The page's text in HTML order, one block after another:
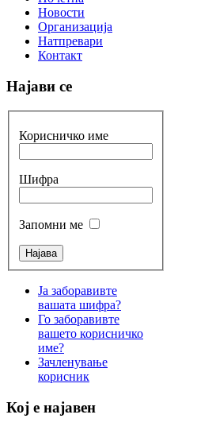
Новости
Организација
Натпревари
Контакт
Најави се
Корисничко име
Шифра
Запомни ме
Ја заборавивте
вашата шифра?
Го заборавивте
вашето корисничко
име?
Зачленување
корисник
Кој е најавен